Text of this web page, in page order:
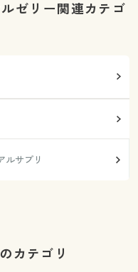
ゼリー関連カテゴ
ルサプリ
カテゴリ